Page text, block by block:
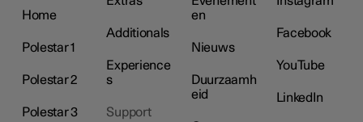
Home
Polestar 1
Polestar 2
Polestar 3
Additionals
Experience
s
Support
en
Nieuws
Duurzaamh
eid
Facebook
YouTube
LinkedIn